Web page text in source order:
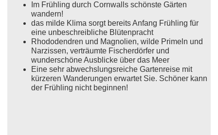
Im Frühling durch Cornwalls schönste Gärten
wandern!
das milde Klima sorgt bereits Anfang Frühling für
eine unbeschreibliche Blütenpracht
Rhododendren und Magnolien, wilde Primeln und
Narzissen, verträumte Fischerdörfer und
wunderschöne Ausblicke über das Meer
Eine sehr abwechslungsreiche Gartenreise mit
kürzeren Wanderungen erwartet Sie. Schöner kann
der Frühling nicht beginnen!